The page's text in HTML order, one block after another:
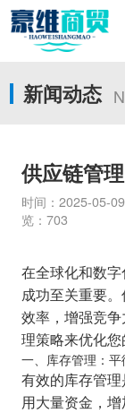
新闻动态
供应链管
时间：2025-
览：703
在全球化和数
成功至关重要
效率，增强竞
理策略来优化您
一、库存管理：平
有效的库存管
用大量资金，